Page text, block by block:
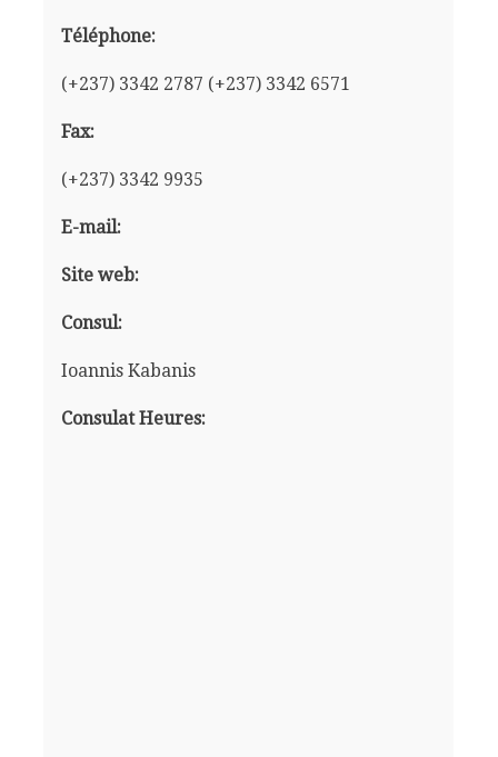
Téléphone:
(+237) 3342 2787 (+237) 3342 6571
Fax:
(+237) 3342 9935
E-mail:
Site web:
Consul:
Ioannis Kabanis
Consulat Heures: